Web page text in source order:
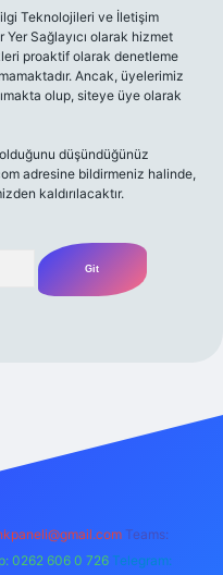
Teknolojileri ve İletişim
Yer Sağlayıcı olarak hizmet
proaktif olarak denetleme
Ancak, üyelerimiz
olup, siteye üye olarak
düşündüğünüz
adresine bildirmeniz halinde,
kaldırılacaktır.
Teams:
0262 606 0 726 Telegram: